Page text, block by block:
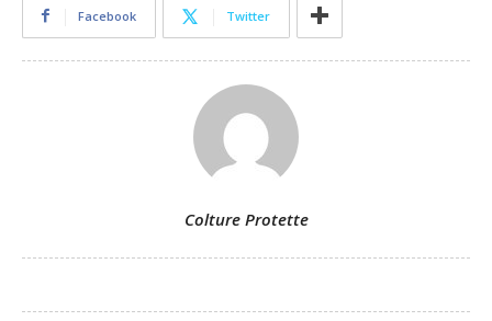
Facebook Twitter
Colture Protette